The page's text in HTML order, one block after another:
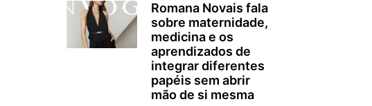
Romana Novais fala
sobre maternidade,
medicina e os
aprendizados de
integrar diferentes
papéis sem abrir
mão de si mesma